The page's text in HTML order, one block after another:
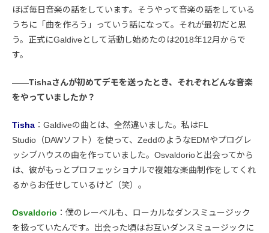
ほぼ毎日音楽の話をしています。そうやって音楽の話をしている
うちに「曲を作ろう」っていう話になって。それが最初だと思
う。正式にGaldiveとして活動し始めたのは2018年12月からで
す。
――Tishaさんが初めてデモを送ったとき、それぞれどんな音楽
をやっていましたか？
Tisha ：Galdiveの曲とは、全然違いました。私はFL
Studio（DAWソフト）を使って、ZeddのようなEDMやプログレ
ッシブハウスの曲を作っていました。Osvaldorioと出会ってから
は、彼がもっとプロフェッショナルで複雑な楽曲制作をしてくれ
るからお任せしているけど（笑）。
Osvaldorio ：僕のレーベルも、ローカルなダンスミュージック
を扱っていたんです。出会った頃はお互いダンスミュージックに